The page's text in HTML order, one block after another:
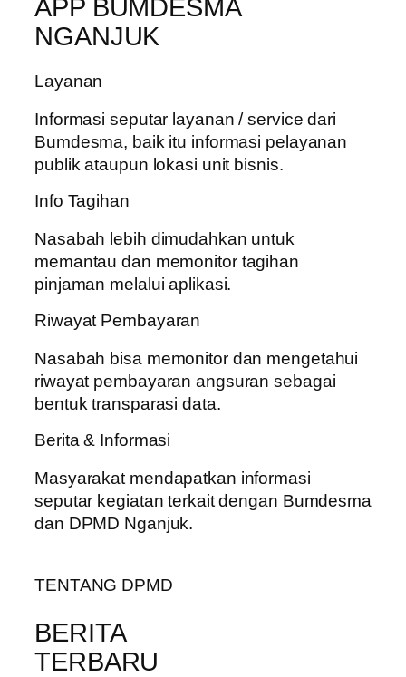
APP BUMDESMA
NGANJUK
Layanan
Informasi seputar layanan / service dari
Bumdesma, baik itu informasi pelayanan
publik ataupun lokasi unit bisnis.
Info Tagihan
Nasabah lebih dimudahkan untuk
memantau dan memonitor tagihan
pinjaman melalui aplikasi.
Riwayat Pembayaran
Nasabah bisa memonitor dan mengetahui
riwayat pembayaran angsuran sebagai
bentuk transparasi data.
Berita & Informasi
Masyarakat mendapatkan informasi
seputar kegiatan terkait dengan Bumdesma
dan DPMD Nganjuk.
TENTANG DPMD
BERITA
TERBARU